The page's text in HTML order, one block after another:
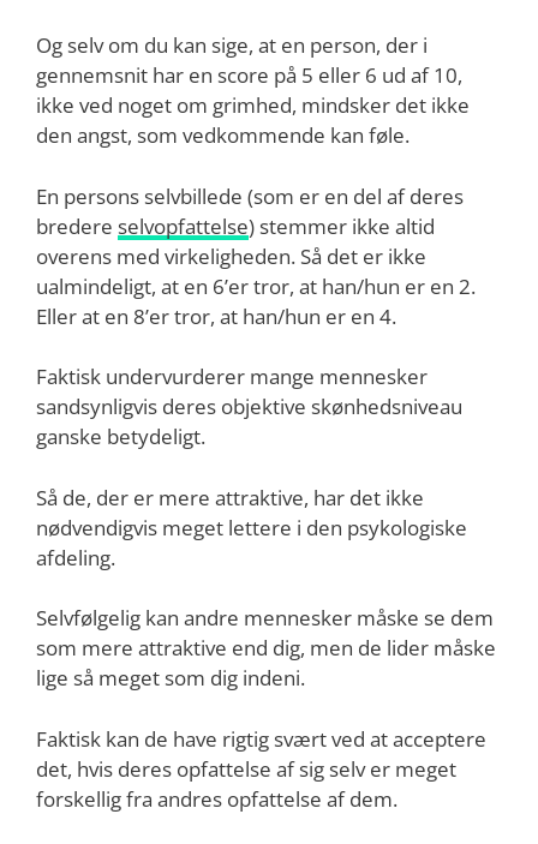
Og selv om du kan sige, at en person, der i
gennemsnit har en score på 5 eller 6 ud af 10,
ikke ved noget om grimhed, mindsker det ikke
den angst, som vedkommende kan føle.
En persons selvbillede (som er en del af deres
bredere selvopfattelse) stemmer ikke altid
overens med virkeligheden. Så det er ikke
ualmindeligt, at en 6’er tror, at han/hun er en 2.
Eller at en 8’er tror, at han/hun er en 4.
Faktisk undervurderer mange mennesker
sandsynligvis deres objektive skønhedsniveau
ganske betydeligt.
Så de, der er mere attraktive, har det ikke
nødvendigvis meget lettere i den psykologiske
afdeling.
Selvfølgelig kan andre mennesker måske se dem
som mere attraktive end dig, men de lider måske
lige så meget som dig indeni.
Faktisk kan de have rigtig svært ved at acceptere
det, hvis deres opfattelse af sig selv er meget
forskellig fra andres opfattelse af dem.